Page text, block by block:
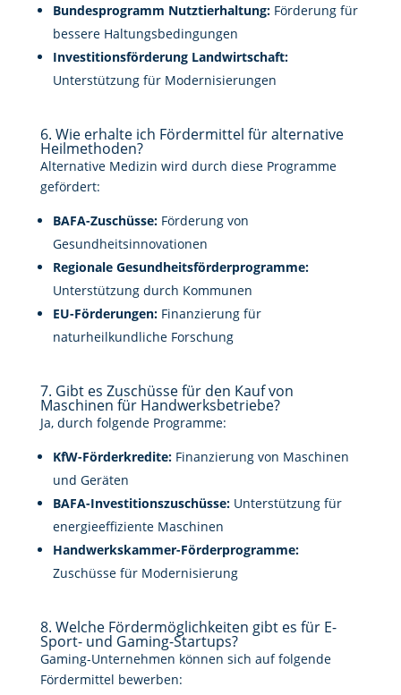
Bundesprogramm Nutztierhaltung:Förderung für
bessere Haltungsbedingungen
Investitionsförderung Landwirtschaft:
Unterstützung für Modernisierungen
6. Wie erhalte ich Fördermittel für alternative
Heilmethoden?
Alternative Medizin wird durch diese Programme
gefördert:
BAFA-Zuschüsse:Förderung von
Gesundheitsinnovationen
Regionale Gesundheitsförderprogramme:
Unterstützung durch Kommunen
EU-Förderungen:Finanzierung für
naturheilkundliche Forschung
7. Gibt es Zuschüsse für den Kauf von
Maschinen für Handwerksbetriebe?
Ja, durch folgende Programme:
KfW-Förderkredite:Finanzierung von Maschinen
und Geräten
BAFA-Investitionszuschüsse:Unterstützung für
energieeffiziente Maschinen
Handwerkskammer-Förderprogramme:
Zuschüsse für Modernisierung
8. Welche Fördermöglichkeiten gibt es für E-
Sport- und Gaming-Startups?
Gaming-Unternehmen können sich auf folgende
Fördermittel bewerben: